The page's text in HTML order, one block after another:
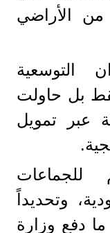
من الأراضي
التوسعية
بل حاولت
عبر تمويل
للجماعات
وتحديداً
دفع وزارة